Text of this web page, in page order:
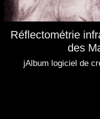
Réflectométrie
des
jAlbum logiciel de